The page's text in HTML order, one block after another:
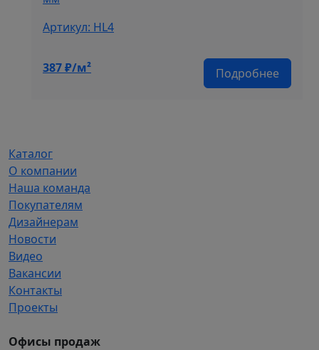
Артикул: HL4
Подробнее
387₽/м²
Каталог
О компании
Наша команда
Покупателям
Дизайнерам
Новости
Видео
Вакансии
Контакты
Проекты
Офисы продаж